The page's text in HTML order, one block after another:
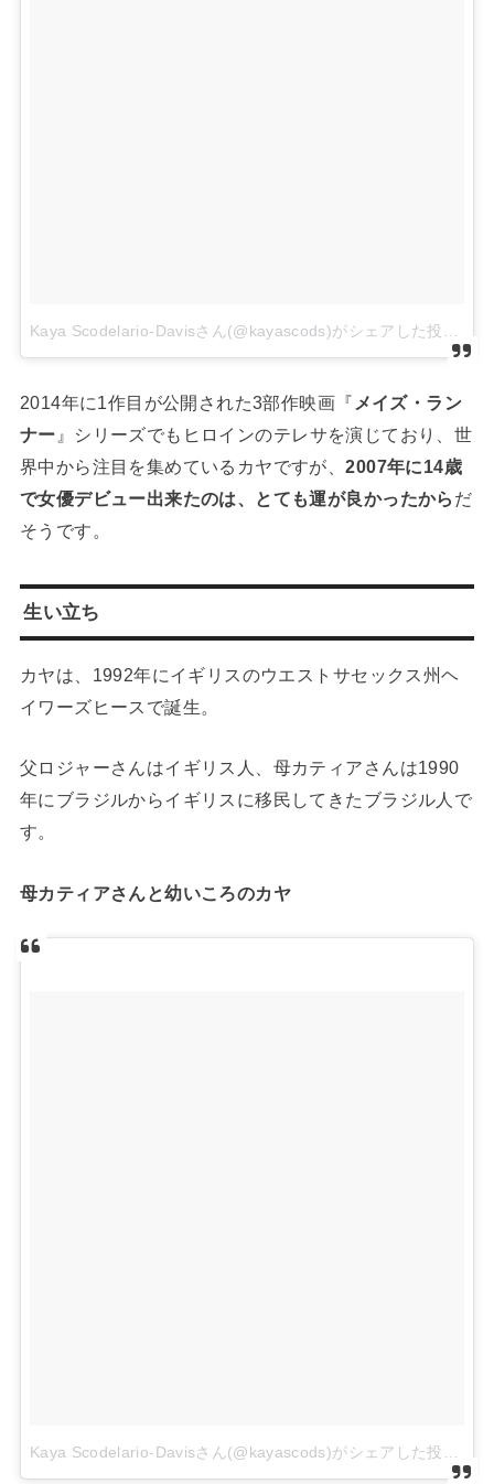
Kaya Scodelario-Davisさん(@kayascods)がシェアした投稿
2014年に1作目が公開された3部作映画『 メイズ・ラン
ナー 』シリーズでもヒロインのテレサを演じており、世
界中から注目を集めているカヤですが、2007年に14歳
で女優デビュー出来たのは、とても運が良かったから だ
そうです。
生い立ち
カヤは、1992年にイギリスのウエストサセックス州ヘ
イワーズヒースで誕生。
父ロジャーさんはイギリス人、母カティアさんは1990
年にブラジルからイギリスに移民してきたブラジル人で
す。
母カティアさんと幼いころのカヤ